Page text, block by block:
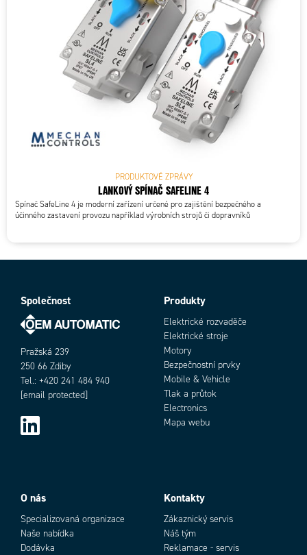
PRODUKTOVÉ ZPRÁVY
LANKOVÝ SPÍNAČ SAFELINE 4
Spínač SafeLine 4 je moderní zařízení určené pro zajištění bezpečného a
účinného zastavení provozu například výrobních strojů či dopravníků
Společnost
Pražská 239
250 66 Zdiby
Tel.: +420 241 484 940
[email protected]
Produkty
Elektrické rozvaděče
Elektrické stroje
Motory
Bezpečnostní prvky
Mobile & Vehicle
Tlak a průtok
Electronics
Mapa webu
O nás
Specializovaná organizace
Naše nabídka
Dodávka
Kontakty
Zákaznický servis
Náš tým
Reklamace - servis